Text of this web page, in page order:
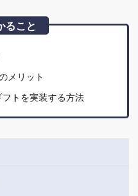
メリット
トを実装する方法